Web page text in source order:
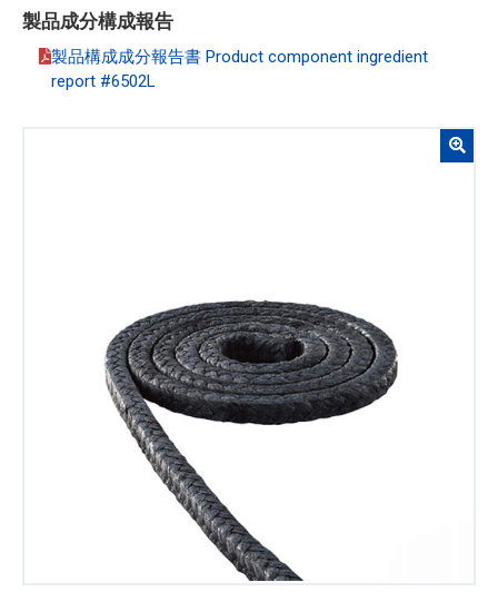
製品成分構成報告
製品構成成分報告書 Product component ingredient
report #6502L